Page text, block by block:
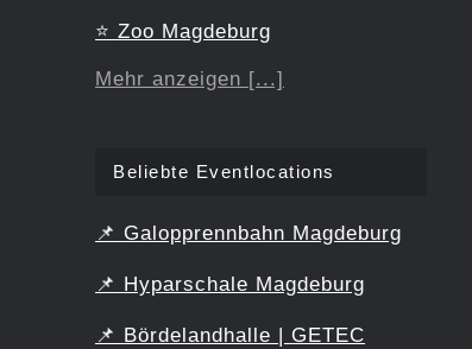
⭐Zoo Magdeburg
Mehr anzeigen [...]
Beliebte Eventlocations
📌 Galopprennbahn Magdeburg
📌 Hyparschale Magdeburg
📌 Bördelandhalle | GETEC